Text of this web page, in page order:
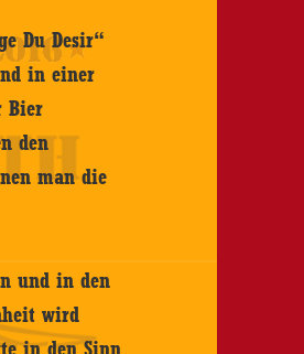
Du Desir“
in einer
Bier
den
man die
und in den
wird
in den Sinn